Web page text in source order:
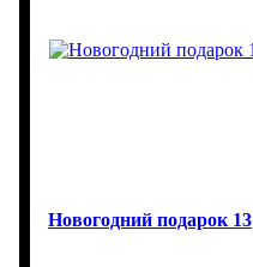
Новогодний подарок 13